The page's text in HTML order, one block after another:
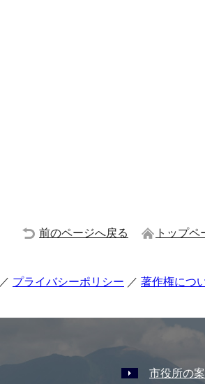
前のページへ戻る トップペ
プライバシーポリシー 著作権につ
市役所の